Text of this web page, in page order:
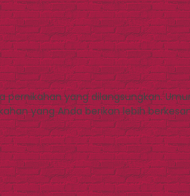
pernikahan yang dilangsungkan.
yang Anda berikan lebih